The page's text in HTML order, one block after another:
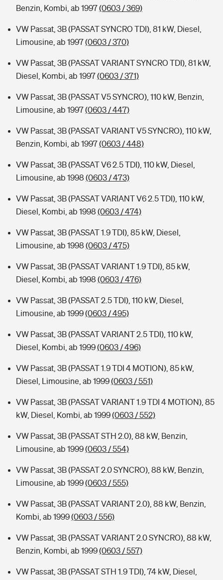
Benzin, Kombi, ab 1997(0603 / 369)
VW Passat, 3B (PASSAT SYNCRO TDI), 81 kW, Diesel,
Limousine, ab 1997(0603 / 370)
VW Passat, 3B (PASSAT VARIANT SYNCRO TDI), 81 kW,
Diesel, Kombi, ab 1997(0603 / 371)
VW Passat, 3B (PASSAT V5 SYNCRO), 110 kW, Benzin,
Limousine, ab 1997(0603 / 447)
VW Passat, 3B (PASSAT VARIANT V5 SYNCRO), 110 kW,
Benzin, Kombi, ab 1997(0603 / 448)
VW Passat, 3B (PASSAT V6 2.5 TDI), 110 kW, Diesel,
Limousine, ab 1998 (0603 / 473)
VW Passat, 3B (PASSAT VARIANT V6 2.5 TDI), 110 kW,
Diesel, Kombi, ab 1998 (0603 / 474)
VW Passat, 3B (PASSAT 1.9 TDI), 85 kW, Diesel,
Limousine, ab 1998 (0603 / 475)
VW Passat, 3B (PASSAT VARIANT 1.9 TDI), 85 kW,
Diesel, Kombi, ab 1998 (0603 / 476)
VW Passat, 3B (PASSAT 2.5 TDI), 110 kW, Diesel,
Limousine, ab 1999(0603 / 495)
VW Passat, 3B (PASSAT VARIANT 2.5 TDI), 110 kW,
Diesel, Kombi, ab 1999(0603 / 496)
VW Passat, 3B (PASSAT 1.9 TDI 4 MOTION), 85 kW,
Diesel, Limousine, ab 1999(0603 / 551)
VW Passat, 3B (PASSAT VARIANT 1.9 TDI 4 MOTION), 85
kW, Diesel, Kombi, ab 1999(0603 / 552)
VW Passat, 3B (PASSAT STH 2.0), 88 kW, Benzin,
Limousine, ab 1999(0603 / 554)
VW Passat, 3B (PASSAT 2.0 SYNCRO), 88 kW, Benzin,
Limousine, ab 1999(0603 / 555)
VW Passat, 3B (PASSAT VARIANT 2.0), 88 kW, Benzin,
Kombi, ab 1999(0603 / 556)
VW Passat, 3B (PASSAT VARIANT 2.0 SYNCRO), 88 kW,
Benzin, Kombi, ab 1999(0603 / 557)
VW Passat, 3B (PASSAT STH 1.9 TDI), 74 kW, Diesel,